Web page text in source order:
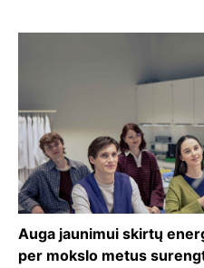
Auga jaunimui skirtų
per mokslo metus